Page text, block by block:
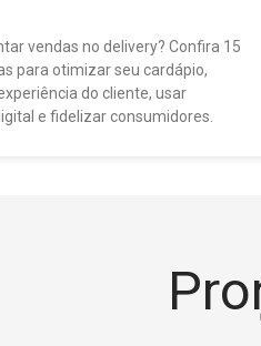
vendas no delivery? Confira 15
para otimizar seu cardápio,
do cliente, usar
e fidelizar consumidores.